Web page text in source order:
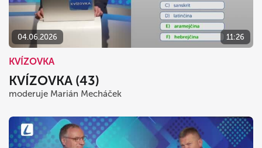
04.06.2026 11:26
KVÍZOVKA
KVÍZOVKA (43)
moderuje Marián Mecháček